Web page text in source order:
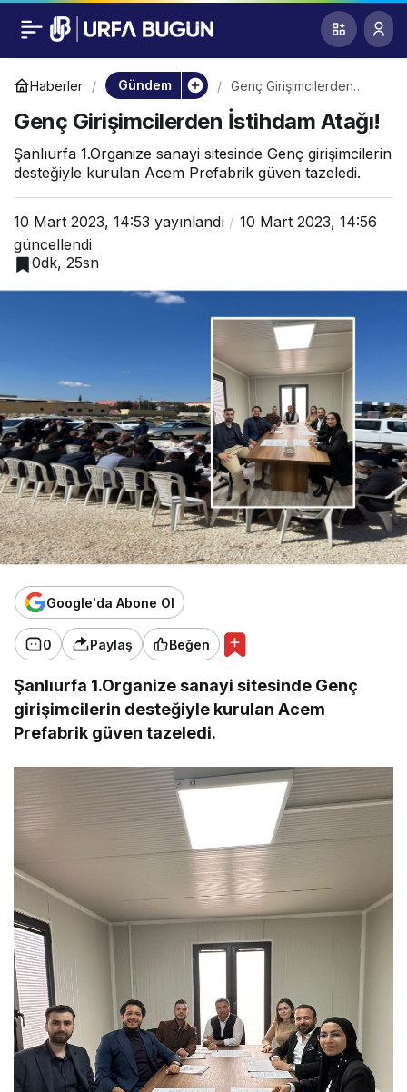
Haberler Gündem
Genç Girişimcilerden
Genç Girişimcilerden İstihdam Atağı!
Şanlıurfa 1.Organize sanayi sitesinde Genç girişimcilerin
desteğiyle kurulan Acem Prefabrik güven tazeledi.
10 Mart 2023, 14:53 yayınlandı
10 Mart 2023, 14:56
güncellendi
0dk, 25sn
Google'da Abone Ol
0 Paylaş Beğen
Şanlıurfa 1.Organize sanayi sitesinde Genç
girişimcilerin desteğiyle kurulan Acem
Prefabrik güven tazeledi.
Genç Girişimcilerden
İstihdam Atağı!
0